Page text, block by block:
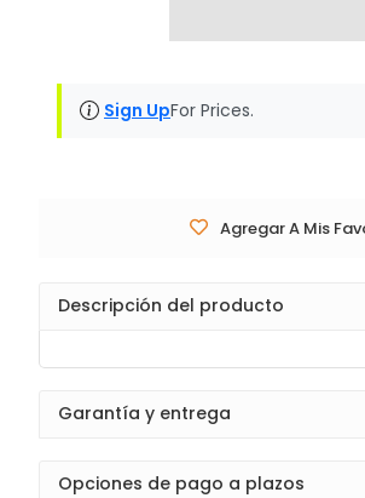
Sign UpFor Prices.
Agregar A Mis
Descripción del producto
Garantía y entrega
Opciones de pago a plazos